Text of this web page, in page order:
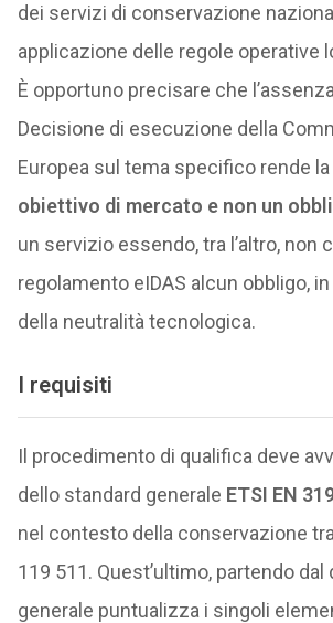
dei servizi di conservazione
applicazione delle regole operative
È opportuno precisare che
Decisione di esecuzione della
Europea sul tema specifico rende
obiettivo di mercato e non un
un servizio essendo, tra l’altro, non
regolamento eIDAS alcun obbligo,
della neutralità tecnologica.
I requisiti
Il procedimento di qualifica deve
dello standard generale ETSI EN
nel contesto della conservazione
119 511. Quest’ultimo, partendo
generale puntualizza i singoli